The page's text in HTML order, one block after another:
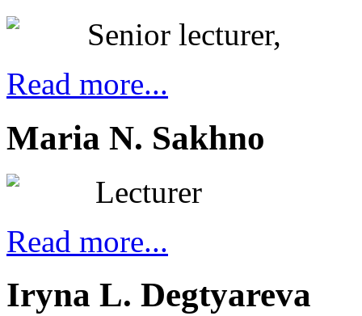
Senior lecturer,
Read more...
Maria N. Sakhno
Lecturer
Read more...
Iryna L. Degtyareva